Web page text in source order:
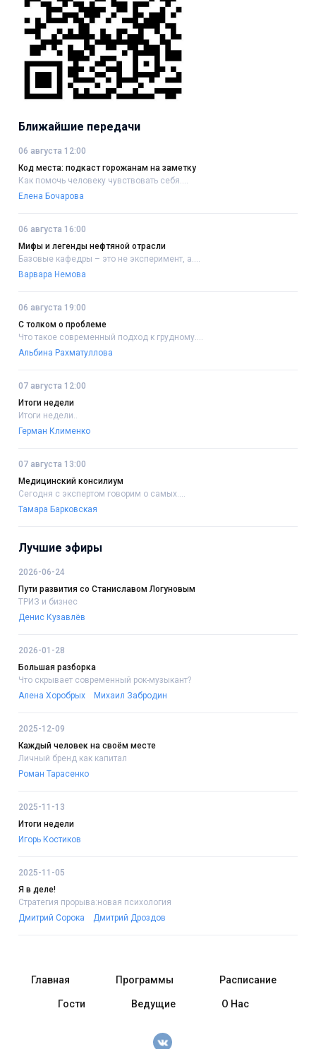
Ближайшие передачи
06 августа 12:00
Код места: подкаст горожанам на заметку
Как помочь человеку чувствовать себя....
Елена Бочарова
06 августа 16:00
Мифы и легенды нефтяной отрасли
Базовые кафедры – это не эксперимент, а....
Варвара Немова
06 августа 19:00
С толком о проблеме
Что такое современный подход к грудному....
Альбина Рахматуллова
07 августа 12:00
Итоги недели
Итоги недели..
Герман Клименко
07 августа 13:00
Медицинский консилиум
Сегодня с экспертом говорим о самых....
Тамара Барковская
Лучшие эфиры
2026-06-24
Пути развития со Станиславом Логуновым
ТРИЗ и бизнес
Денис Кузавлёв
2026-01-28
Большая разборка
Что скрывает современный рок-музыкант?
Алена Хоробрых
Михаил Забродин
2025-12-09
Каждый человек на своём месте
Личный бренд как капитал
Роман Тарасенко
2025-11-13
Итоги недели
Игорь Костиков
2025-11-05
Я в деле!
Стратегия прорыва:новая психология
Дмитрий Сорока
Дмитрий Дроздов
Главная Программы Расписание
Гости Ведущие О Нас